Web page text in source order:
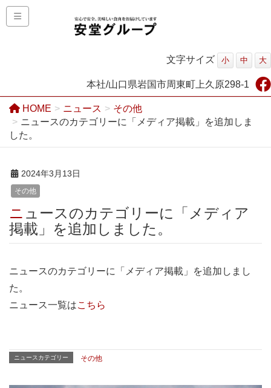
文字サイズ 小 中 大
本社/山口県岩国市周東町上久原298-1
HOME ニュース
その他
ニュースのカテゴリーに「メディア掲載」を追加しま
した。
2024年3月13日
その他
ニュースのカテゴリーに「メディア
掲載」を追加しました。
ニュースのカテゴリーに「メディア掲載」を追加しまし
た。
ニュース一覧はこちら
ニュースカテゴリー その他